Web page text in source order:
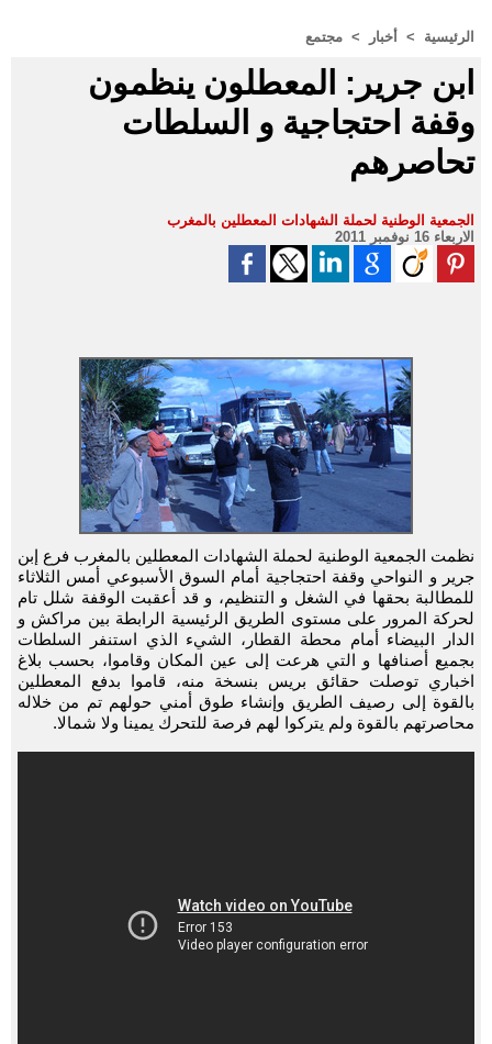
الرئيسية > أخبار > مجتمع
ابن جرير: المعطلون ينظمون
وقفة احتجاجية و السلطات
تحاصرهم
الجمعية الوطنية لحملة الشهادات المعطلين بالمغرب
الاربعاء 16 نوفمبر 2011
نظمت الجمعية الوطنية لحملة الشهادات المعطلين بالمغرب فرع إبن
جرير و النواحي وقفة احتجاجية أمام السوق الأسبوعي أمس الثلاثاء
للمطالبة بحقها في الشغل و التنظيم، و قد أعقبت الوقفة شلل تام
لحركة المرور على مستوى الطريق الرئيسية الرابطة بين مراكش و
الدار البيضاء أمام محطة القطار، الشيء الذي استنفر السلطات
بجميع أصنافها و التي هرعت إلى عين المكان وقاموا، بحسب بلاغ
اخباري توصلت حقائق بريس بنسخة منه، قاموا بدفع المعطلين
بالقوة إلى رصيف الطريق وإنشاء طوق أمني حولهم تم من خلاله
محاصرتهم بالقوة ولم يتركوا لهم فرصة للتحرك يمينا ولا شمالا.